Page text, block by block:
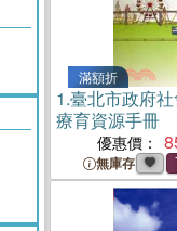
滿額折
1.臺北市政府
療育資源手冊
優惠價：
無庫存